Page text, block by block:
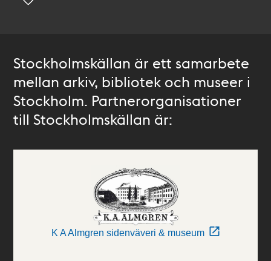
Stockholmskällan är ett samarbete
mellan arkiv, bibliotek och museer i
Stockholm. Partnerorganisationer
till Stockholmskällan är:
K A Almgren sidenväveri & museum